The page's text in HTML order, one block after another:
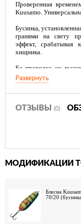
Проверенная
Kuusamo.
Бусинка,
гранями на свету
эффект,
хищника.
Ее проводка не
Даже простая
оставит вас без
Развернуть
ОТЗЫВЫ (0)
МОДИФИКАЦИИ
Блесна
70/20